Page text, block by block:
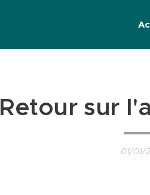
Retour sur
01/01/